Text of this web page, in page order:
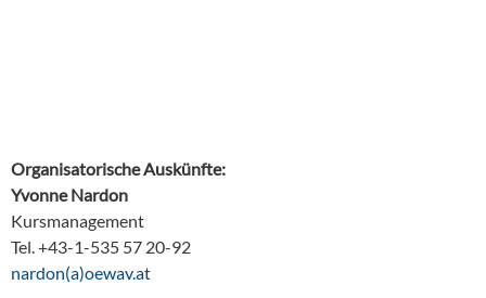
Organisatorische Auskünfte:
Yvonne Nardon
Kursmanagement
Tel. +43-1-535 57 20-92
ta.vaweo(a)nodran